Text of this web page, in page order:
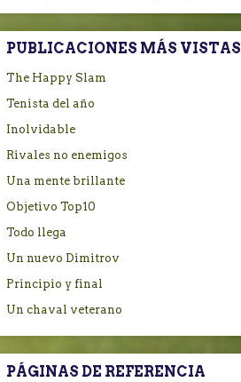
PUBLICACIONES MÁS VISTAS
The Happy Slam
Tenista del año
Inolvidable
Rivales no enemigos
Una mente brillante
Objetivo Top10
Todo llega
Un nuevo Dimitrov
Principio y final
Un chaval veterano
PÁGINAS DE REFERENCIA